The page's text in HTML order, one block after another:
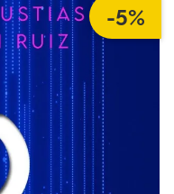
-5%